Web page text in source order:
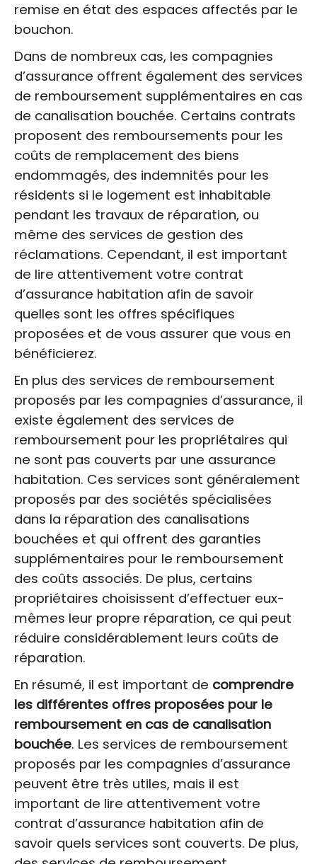
remise en état des espaces affectés par le
bouchon.
Dans de nombreux cas, les compagnies
d’assurance offrent également des services
de remboursement supplémentaires en cas
de canalisation bouchée. Certains contrats
proposent des remboursements pour les
coûts de remplacement des biens
endommagés, des indemnités pour les
résidents si le logement est inhabitable
pendant les travaux de réparation, ou
même des services de gestion des
réclamations. Cependant, il est important
de lire attentivement votre contrat
d’assurance habitation afin de savoir
quelles sont les offres spécifiques
proposées et de vous assurer que vous en
bénéficierez.
En plus des services de remboursement
proposés par les compagnies d’assurance, il
existe également des services de
remboursement pour les propriétaires qui
ne sont pas couverts par une assurance
habitation. Ces services sont généralement
proposés par des sociétés spécialisées
dans la réparation des canalisations
bouchées et qui offrent des garanties
supplémentaires pour le remboursement
des coûts associés. De plus, certains
propriétaires choisissent d’effectuer eux-
mêmes leur propre réparation, ce qui peut
réduire considérablement leurs coûts de
réparation.
En résumé, il est important de comprendre
les différentes offres proposées pour le
remboursement en cas de canalisation
bouchée. Les services de remboursement
proposés par les compagnies d’assurance
peuvent être très utiles, mais il est
important de lire attentivement votre
contrat d’assurance habitation afin de
savoir quels services sont couverts. De plus,